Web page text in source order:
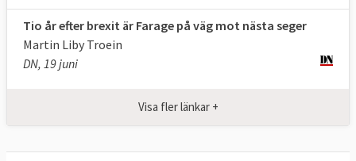
Om övriga EU-länder fick välja så ser de
helst att Storbritannien stannar kvar i EU
men det är upp till varje enskilt land att
lämna EU om det så önskar.
2. Vad vill Storbritannien med brexit?
Tio år efter brexit är Farage på väg mot nästa seger
Martin Liby Troein
DN, 19 juni
Visa fler länkar +